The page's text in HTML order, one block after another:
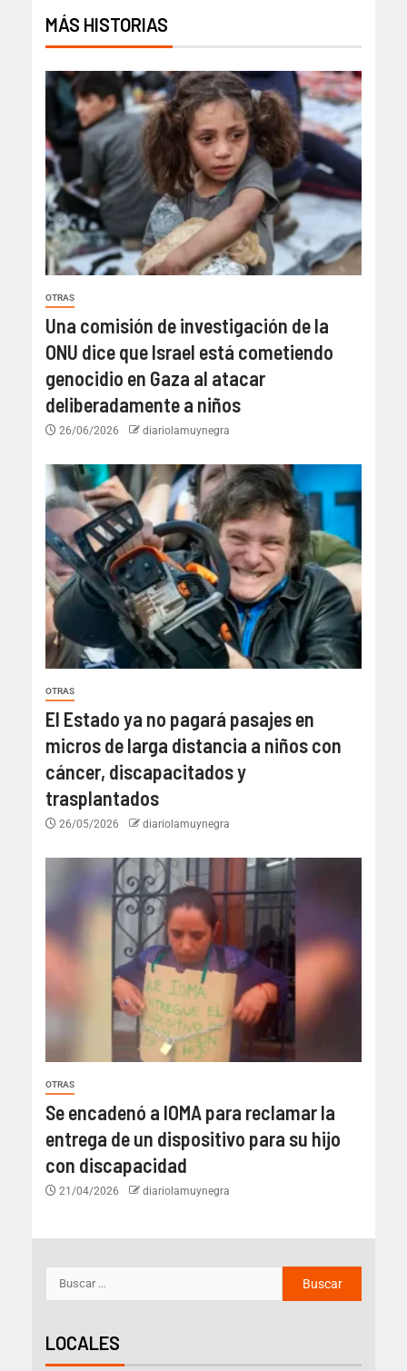
MÁS HISTORIAS
OTRAS
Una comisión de investigación de la
ONU dice que Israel está cometiendo
genocidio en Gaza al atacar
deliberadamente a niños
26/06/2026 diariolamuynegra
OTRAS
El Estado ya no pagará pasajes en
micros de larga distancia a niños con
cáncer, discapacitados y
trasplantados
26/05/2026 diariolamuynegra
OTRAS
Se encadenó a IOMA para reclamar la
entrega de un dispositivo para su hijo
con discapacidad
21/04/2026 diariolamuynegra
LOCALES